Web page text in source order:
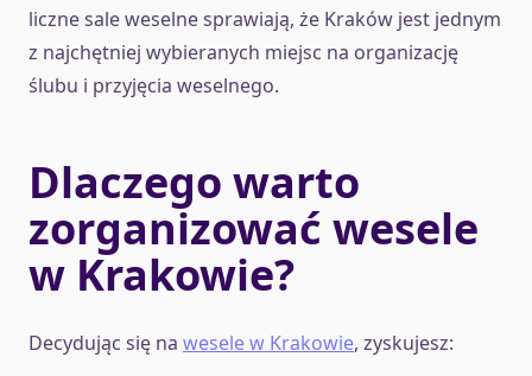
liczne sale weselne sprawiają, że Kraków jest jednym
z najchętniej wybieranych miejsc na organizację
ślubu i przyjęcia weselnego.
Dlaczego warto
zorganizować wesele
w Krakowie?
Decydując się na wesele w Krakowie, zyskujesz: